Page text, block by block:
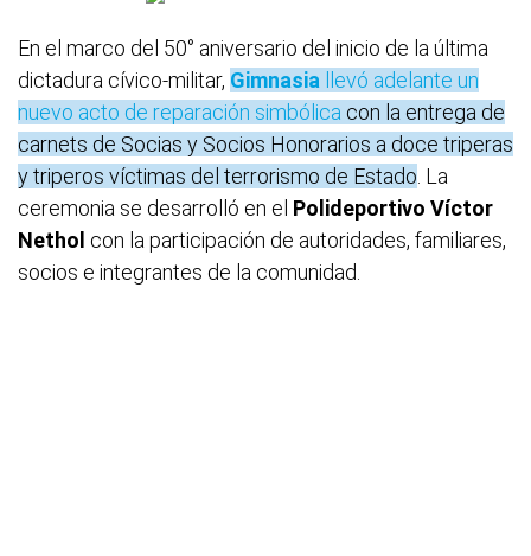
En el marco del 50° aniversario del inicio de la última
dictadura cívico-militar, Gimnasia llevó adelante un
nuevo acto de reparación simbólica con la entrega de
carnets de Socias y Socios Honorarios a doce triperas
y triperos víctimas del terrorismo de Estado . La
ceremonia se desarrolló en el Polideportivo Víctor
Nethol con la participación de autoridades, familiares,
socios e integrantes de la comunidad.